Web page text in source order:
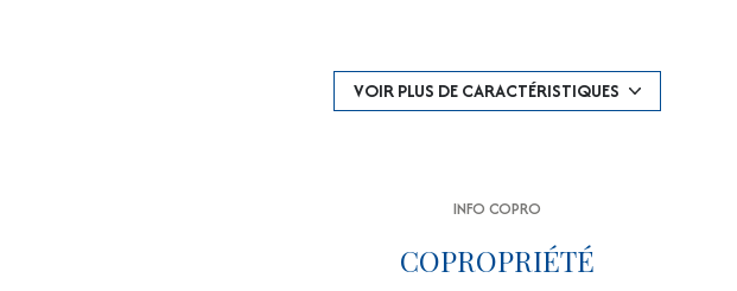
exposition Nord-Sud
vue citadine
interphone
VOIR PLUS DE CARACTÉRISTIQUES
INFO COPRO
COPROPRIÉTÉ